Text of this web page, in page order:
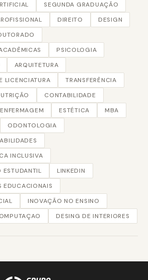
SEGUNDA GRADUAÇÃO
DIREITO
DESIGN
PSICOLOGIA
ARQUITETURA
LICENCIATURA
TRANSFERÊNCIA
CONTABILIDADE
ENFERMAGEM ESTÉTICA
MBA
ODONTOLOGIA
INCLUSIVA
ESTUDANTIL
LINKEDIN
EDUCACIONAIS
INOVAÇÃO NO ENSINO
DESING DE INTERIORES